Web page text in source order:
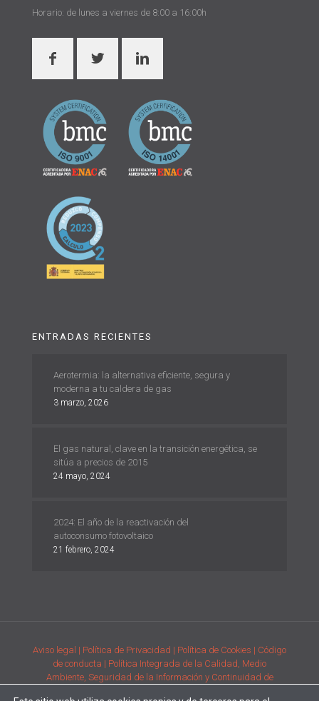
Horario: de lunes a viernes de 8:00 a 16:00h
ENTRADAS RECIENTES
Aerotermia: la alternativa eficiente, segura y
moderna a tu caldera de gas
3 marzo, 2026
El gas natural, clave en la transición energética, se
sitúa a precios de 2015
24 mayo, 2024
2024: El año de la reactivación del
autoconsumo fotovoltaico
21 febrero, 2024
Aviso legal | Política de Privacidad | Política de Cookies | Código
de conducta | Política Integrada de la Calidad, Medio
Ambiente, Seguridad de la Información y Continuidad de